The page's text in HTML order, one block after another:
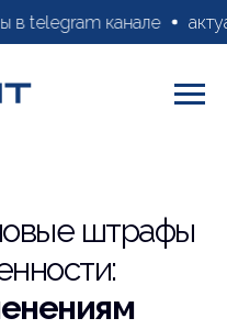
в telegram канале
штрафы